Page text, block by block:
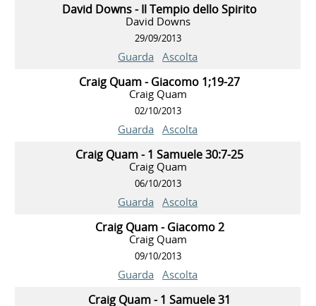
David Downs - Il Tempio dello Spirito
David Downs
29/09/2013
Guarda Ascolta
Craig Quam - Giacomo 1;19-27
Craig Quam
02/10/2013
Guarda Ascolta
Craig Quam - 1 Samuele 30:7-25
Craig Quam
06/10/2013
Guarda Ascolta
Craig Quam - Giacomo 2
Craig Quam
09/10/2013
Guarda Ascolta
Craig Quam - 1 Samuele 31